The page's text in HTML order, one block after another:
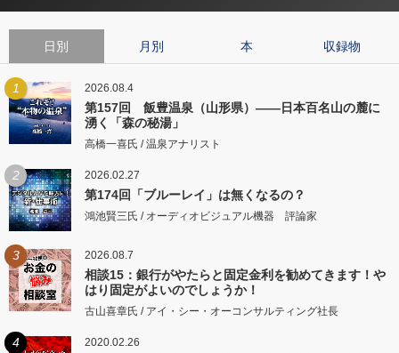
日別 月別 本 収録物
1 2026.08.4
第157回 飯豊温泉（山形県）――日本百名山の麓に
湧く「森の秘湯」
高橋一喜氏 / 温泉アナリスト
2 2026.02.27
第174回「ブルーレイ」は無くなるの？
鴻池賢三氏 / オーディオビジュアル機器 評論家
3 2026.08.7
相談15：銀行がやたらと固定金利を勧めてきます！や
はり固定がよいのでしょうか！
古山喜章氏 / アイ・シー・オーコンサルティング社長
4 2020.02.26